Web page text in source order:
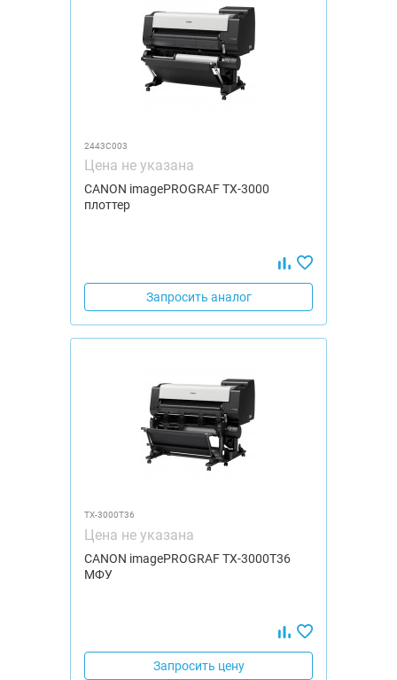
2443C003
Цена не указана
CANON imagePROGRAF TX-3000
плоттер
Запросить аналог
TX-3000Т36
Цена не указана
CANON imagePROGRAF TX-3000Т36
МФУ
Запросить цену